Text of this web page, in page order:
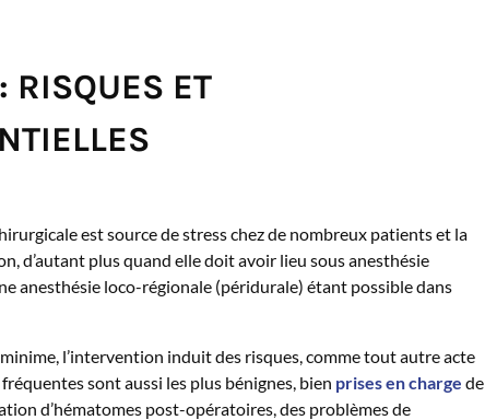
RISQUES ET
est source de stress chez de nombreux patients et la
d’autant plus quand elle doit avoir lieu sous anesthésie
anesthésie loco-régionale (péridurale) étant possible dans
l’intervention induit des risques, comme tout autre acte
sont aussi les plus bénignes, bien prises en charge de
d’hématomes post-opératoires, des problèmes de